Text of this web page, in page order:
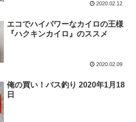
2020.02.12
エコでハイパワーなカイロの王様
『ハクキンカイロ』のススメ
2020.02.09
俺の買い！バス釣り 2020年1月18
日